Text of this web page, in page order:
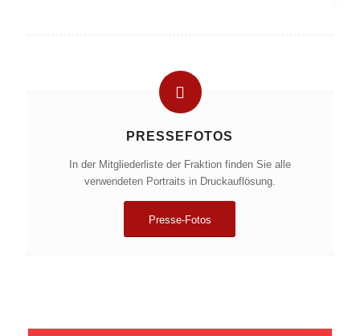
PRESSEFOTOS
In der Mitgliederliste der Fraktion finden Sie alle
verwendeten Portraits in Druckauflösung.
Presse-Fotos